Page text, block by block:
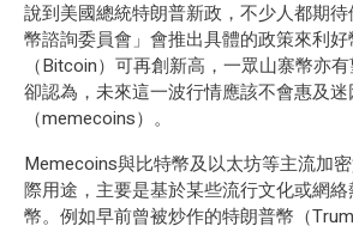
說到美國總統特朗普新政，不少人都期
幣諮詢委員會」會推出具體的政策來利
（Bitcoin）可再創新高，一眾山寨幣亦
卻認為，未來這一波行情應該不會惠及迷
（memecoins）。
Memecoins與比特幣及以太坊等主流加
際用途，主要是基於某些流行文化或網
幣。例如早前曾被炒作的特朗普幣（